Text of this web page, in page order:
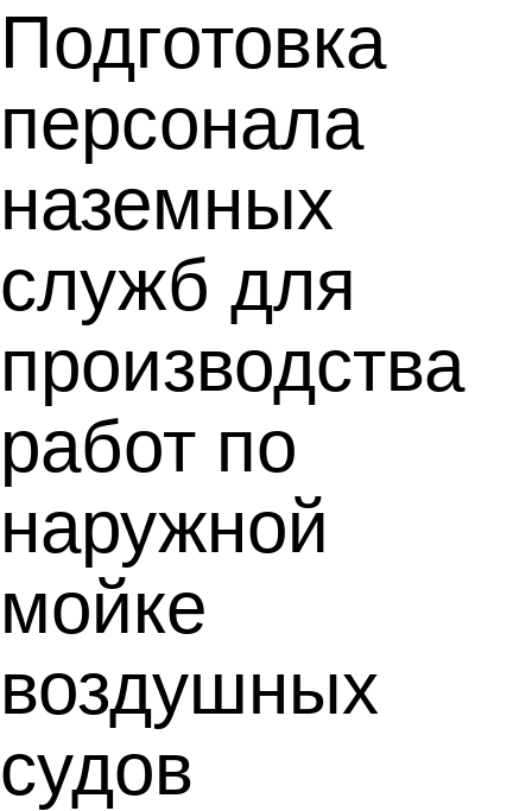
Подготовка
персонала
наземных
служб для
производства
работ по
наружной
мойке
воздушных
судов